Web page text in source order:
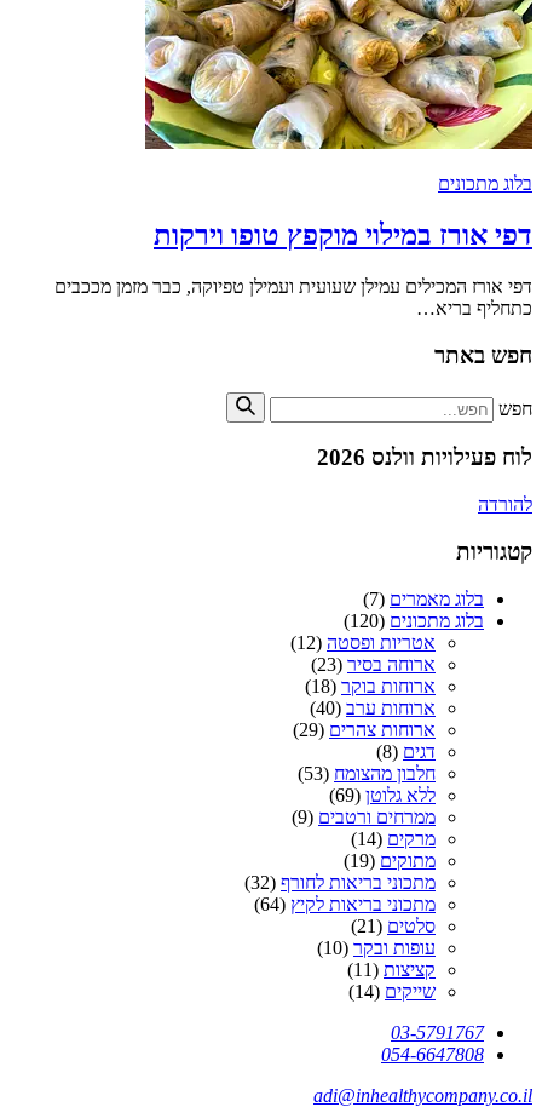
בלוג מתכונים
דפי אורז במילוי מוקפץ טופו וירקות
דפי אורז המכילים עמילן שעועית ועמילן טפיוקה, כבר מזמן מככבים
כתחליף בריא…
חפש באתר
חפש
לוח פעילויות וולנס 2026
להורדה
קטגוריות
בלוג מאמרים (7)
בלוג מתכונים (120)
אטריות ופסטה (12)
ארוחה בסיר (23)
ארוחות בוקר (18)
ארוחות ערב (40)
ארוחות צהרים (29)
דגים (8)
חלבון מהצומח (53)
ללא גלוטן (69)
ממרחים ורטבים (9)
מרקים (14)
מתוקים (19)
מתכוני בריאות לחורף (32)
מתכוני בריאות לקיץ (64)
סלטים (21)
עופות ובקר (10)
קציצות (11)
שייקים (14)
03-5791767
054-6647808
adi@inhealthycompany.co.il